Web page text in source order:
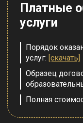
Платные
услуги
Порядок
услуг: [скачать]
Образец
Полная